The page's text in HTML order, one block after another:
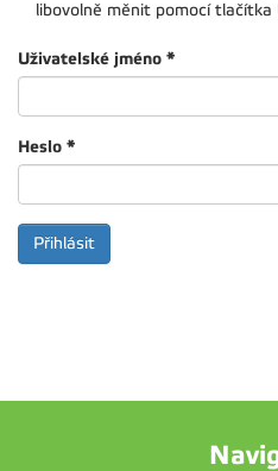
libovolně měnit pomocí tlačítka
Uživatelské jméno *
Heslo *